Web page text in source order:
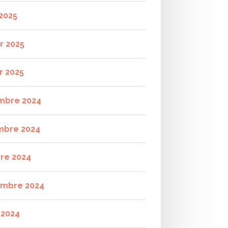
2025
2025
2024
2024
2024
2024